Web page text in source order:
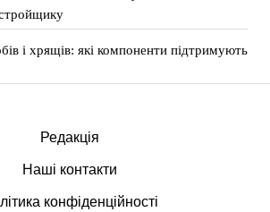
і хрящів: які компоненти підтримують
Редакція
Наші контакти
конфіденційності